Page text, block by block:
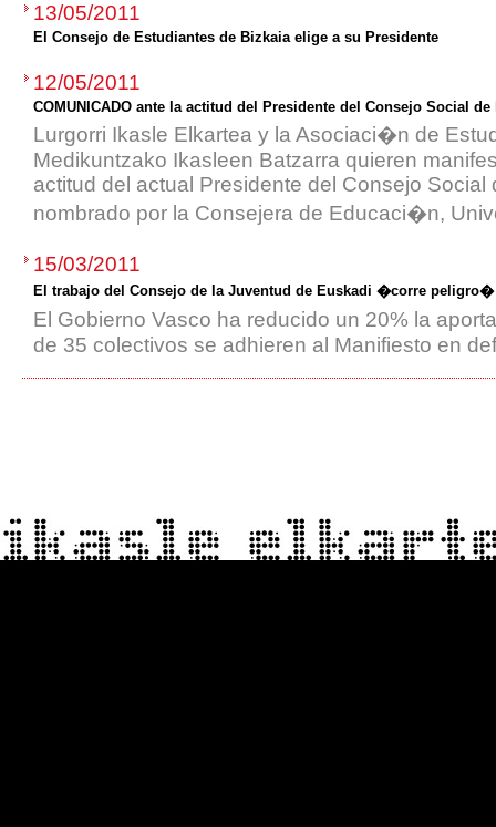
13/05/2011
El Consejo de Estudiantes de Bizkaia elige a su Presidente
12/05/2011
COMUNICADO ante la actitud del Presidente del Consejo Social de
Lurgorri Ikasle Elkartea y la Asociaci�n de
Medikuntzako Ikasleen Batzarra quieren
actitud del actual Presidente del Consejo
nombrado por la Consejera de Educaci�n,
15/03/2011
El trabajo del Consejo de la Juventud de Euskadi �corre
El Gobierno Vasco ha reducido un 20% la
de 35 colectivos se adhieren al Manifiesto en